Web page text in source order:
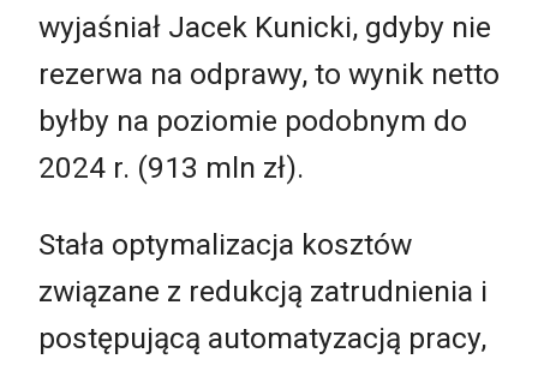
wyjaśniał Jacek Kunicki, gdyby nie
rezerwa na odprawy, to wynik netto
byłby na poziomie podobnym do
2024 r. (913 mln zł).
Stała optymalizacja kosztów
związane z redukcją zatrudnienia i
postępującą automatyzacją pracy,